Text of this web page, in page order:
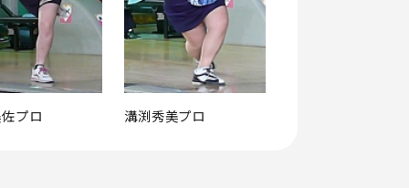
プロ 溝渕秀美プロ